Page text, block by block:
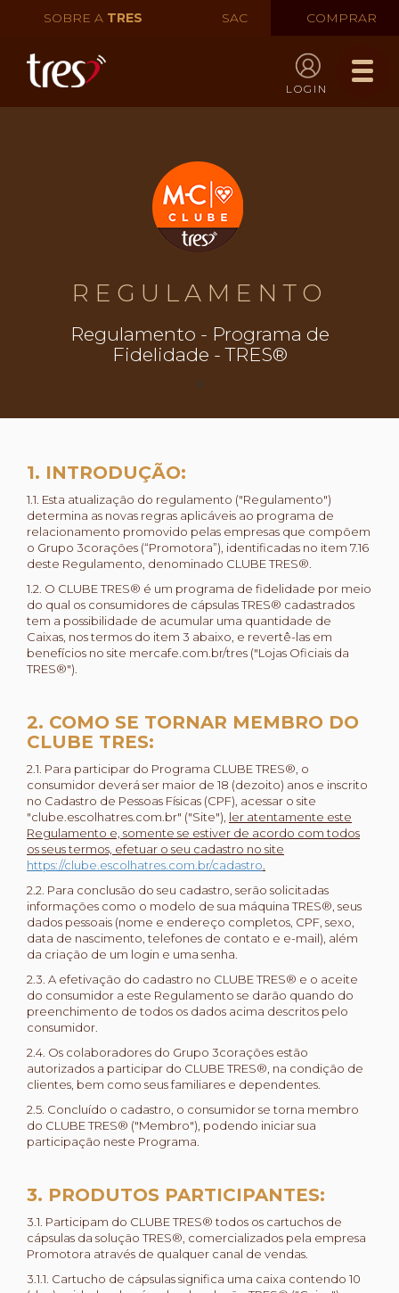
SOBRE A TRES SAC COMPRAR
LOGIN
REGULAMENTO
Regulamento - Programa de
Fidelidade - TRES®
s
1. INTRODUÇÃO:
1.1. Esta atualização do regulamento ("Regulamento")
determina as novas regras aplicáveis ao programa de
relacionamento promovido pelas empresas que compõem
o Grupo 3corações (“Promotora”), identificadas no item 7.16
deste Regulamento, denominado CLUBE TRES®.
1.2. O CLUBE TRES® é um programa de fidelidade por meio
do qual os consumidores de cápsulas TRES® cadastrados
tem a possibilidade de acumular uma quantidade de
Caixas, nos termos do item 3 abaixo, e revertê-las em
benefícios no site mercafe.com.br/tres ("Lojas Oficiais da
TRES®").
2. COMO SE TORNAR MEMBRO DO
CLUBE TRES:
2.1. Para participar do Programa CLUBE TRES®, o
consumidor deverá ser maior de 18 (dezoito) anos e inscrito
no Cadastro de Pessoas Físicas (CPF), acessar o site
"clube.escolhatres.com.br" ("Site"), ler atentamente este
Regulamento e, somente se estiver de acordo com todos
os seus termos, efetuar o seu cadastro no site
https://clube.escolhatres.com.br/cadastro
2.2. Para conclusão do seu cadastro, serão solicitadas
informações como o modelo de sua máquina TRES®, seus
dados pessoais (nome e endereço completos, CPF, sexo,
data de nascimento, telefones de contato e e-mail), além
da criação de um login e uma senha.
2.3. A efetivação do cadastro no CLUBE TRES® e o aceite
do consumidor a este Regulamento se darão quando do
preenchimento de todos os dados acima descritos pelo
consumidor.
2.4. Os colaboradores do Grupo 3corações estão
autorizados a participar do CLUBE TRES®, na condição de
clientes, bem como seus familiares e dependentes.
2.5. Concluído o cadastro, o consumidor se torna membro
do CLUBE TRES® ("Membro"), podendo iniciar sua
participação neste Programa.
3. PRODUTOS PARTICIPANTES:
3.1. Participam do CLUBE TRES® todos os cartuchos de
cápsulas da solução TRES®, comercializados pela empresa
Promotora através de qualquer canal de vendas.
3.1.1. Cartucho de cápsulas significa uma caixa contendo 10